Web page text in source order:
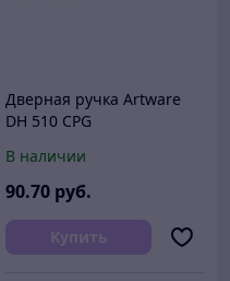
Дверная ручка Artware
DH 510 CPG
В наличии
90.70 руб.
Купить